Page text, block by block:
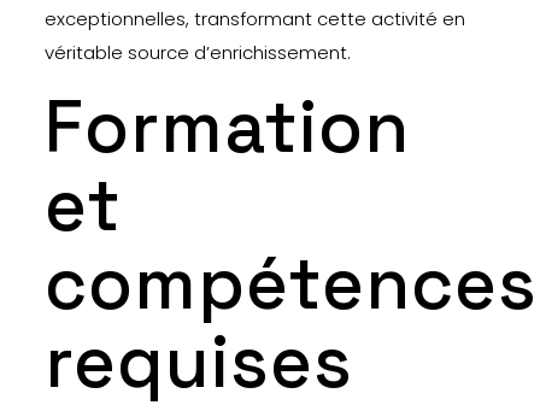
exceptionnelles, transformant cette activité en
véritable source d’enrichissement.
Formation
et
compétences
requises